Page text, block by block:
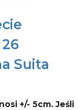
Suita
+/- 5cm. Jeśli